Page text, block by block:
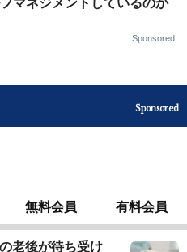
マネジメントしているのか
Sponsored
Sponsored
無料会員 有料会員
老後が待ち受け